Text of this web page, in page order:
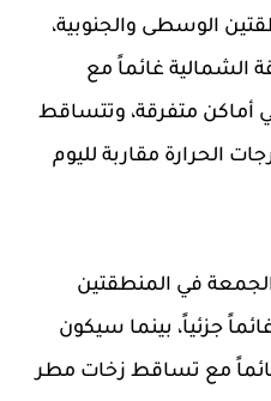
الوسطى والجنوبية،
غائماً مع
متفرقة، وتتساقط
الحرارة مقاربة لليوم
في المنطقتين
جزئياً، بينما سيكون
مع تساقط زخات مطر